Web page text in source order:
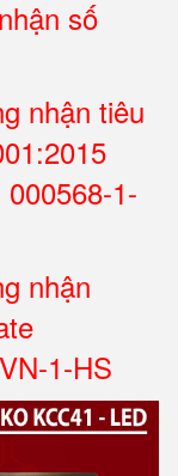
số
nhận tiêu
1-
nhận
1-HS